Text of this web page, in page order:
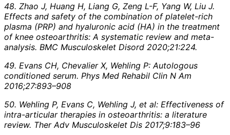
48. Zhao J, Huang H, Liang G, Zeng L-F, Yang W, Liu J.
Effects and safety of the combination of platelet-rich
plasma (PRP) and hyaluronic acid (HA) in the treatment
of knee osteoarthritis: A systematic review and meta-
analysis. BMC Musculoskelet Disord 2020;21:224.
49. Evans CH, Chevalier X, Wehling P: Autologous
conditioned serum. Phys Med Rehabil Clin N Am
2016;27:893–908
50. Wehling P, Evans C, Wehling J, et al: Effectiveness of
intra-articular therapies in osteoarthritis: a literature
review. Ther Adv Musculoskelet Dis 2017;9:183–96